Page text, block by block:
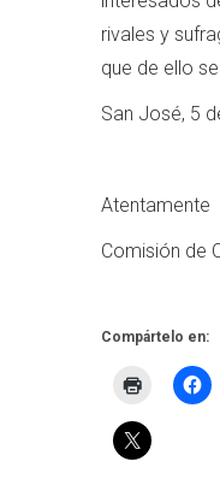
rivales y
que de ello
San José, 5
Atentamente
Comisión de
Compártelo en: